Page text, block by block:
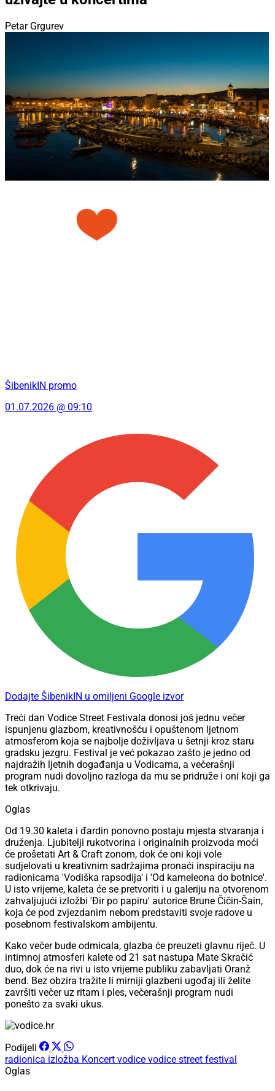
Petar Grgurev
ŠibenikIN promo
01.07.2026 @ 09:10
Dodajte ŠibenikIN u omiljeni Google izvor
Treći dan Vodice Street Festivala donosi još jednu večer
ispunjenu glazbom, kreativnošću i opuštenom ljetnom
atmosferom koja se najbolje doživljava u šetnji kroz staru
gradsku jezgru. Festival je već pokazao zašto je jedno od
najdražih ljetnih događanja u Vodicama, a večerašnji
program nudi dovoljno razloga da mu se pridruže i oni koji ga
tek otkrivaju.
Oglas
Od 19.30 kaleta i đardin ponovno postaju mjesta stvaranja i
druženja. Ljubitelji rukotvorina i originalnih proizvoda moći
će prošetati Art & Craft zonom, dok će oni koji vole
sudjelovati u kreativnim sadržajima pronaći inspiraciju na
radionicama 'Vodiška rapsodija' i 'Od kameleona do botnice'.
U isto vrijeme, kaleta će se pretvoriti i u galeriju na otvorenom
zahvaljujući izložbi 'Đir po papiru' autorice Brune Čičin-Šain,
koja će pod zvjezdanim nebom predstaviti svoje radove u
posebnom festivalskom ambijentu.
Kako večer bude odmicala, glazba će preuzeti glavnu riječ. U
intimnoj atmosferi kalete od 21 sat nastupa Mate Skračić
duo, dok će na rivi u isto vrijeme publiku zabavljati Oranž
bend. Bez obzira tražite li mirniji glazbeni ugođaj ili želite
završiti večer uz ritam i ples, večerašnji program nudi
ponešto za svaki ukus.
Podijeli
radionica izložba Koncert vodice vodice street festival
Oglas